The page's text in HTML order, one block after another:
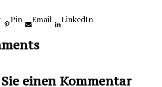
Pin Email LinkedIn
einen Kommentar